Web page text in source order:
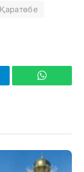
Қаратөбе